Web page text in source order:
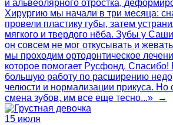
и альвеолярного отростка,
Хирургию мы начали в три месяца:
провели пластику губы, затем
мягкого и твердого нёба. Зубы у
он совсем не мог откусывать и
мы проходим ортодонтическое
которое помогает Русфонд. Спасибо!
большую работу по расширению
челюсти и нормализации прикуса. Но
смена зубов, им все еще тесно...» →
15 июля